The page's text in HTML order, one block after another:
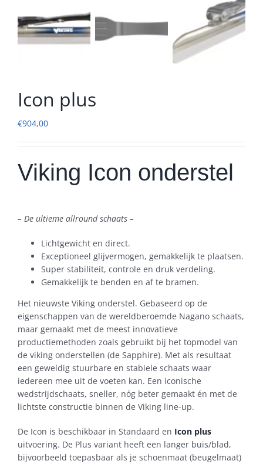
Icon plus
€904,00
Viking Icon onderstel
– De ultieme allround schaats –
Lichtgewicht en direct.
Exceptioneel glijvermogen, gemakkelijk te plaatsen.
Super stabiliteit, controle en druk verdeling.
Gemakkelijk te benden en af te bramen.
Het nieuwste Viking onderstel. Gebaseerd op de
eigenschappen van de wereldberoemde Nagano schaats,
maar gemaakt met de meest innovatieve
productiemethoden zoals gebruikt bij het topmodel van
de viking onderstellen (de Sapphire). Met als resultaat
een geweldig stuurbare en stabiele schaats waar
iedereen mee uit de voeten kan. Een iconische
wedstrijdschaats, sneller, nóg beter gemaakt én met de
lichtste constructie binnen de Viking line-up.
De Icon is beschikbaar in Standaard en Icon plus
uitvoering. De Plus variant heeft een langer buis/blad,
bijvoorbeeld toepasbaar als je schoenmaat (beugelmaat)